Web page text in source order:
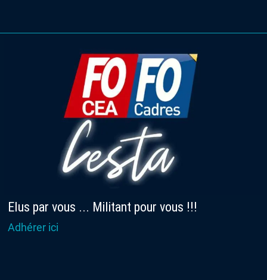
Elus par vous ... Militant pour vous !!!
Adhérer ici